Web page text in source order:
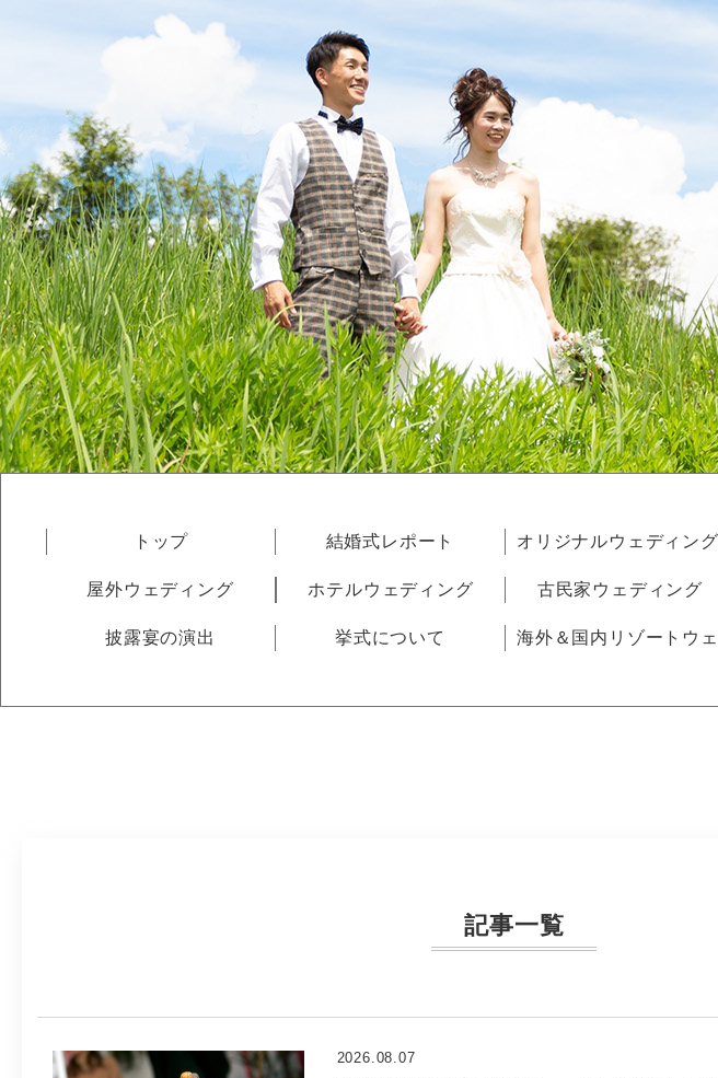
トップ 結婚式レポート オリジナルウェディン
屋外ウェディング ホテルウェディング 古民家ウェディング
披露宴の演出 挙式について 海外＆国内リゾートウ
記事一覧
2026.08.07